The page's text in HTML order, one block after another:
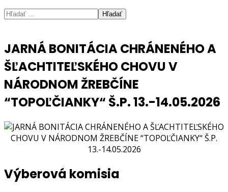
Hľadať
JARNÁ BONITÁCIA CHRÁNENÉHO A
ŠĽACHTITEĽSKÉHO CHOVU V
NÁRODNOM ŽREBČÍNE
“TOPOĽČIANKY“ Š.P. 13.-14.05.2026
Výberová komisia